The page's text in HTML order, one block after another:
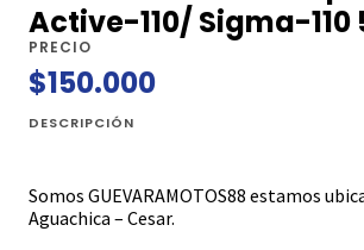
Active-110/ Sigma-110
PRECIO
$150.000
DESCRIPCIÓN
Somos GUEVARAMOTOS88 estamos
Aguachica – Cesar.